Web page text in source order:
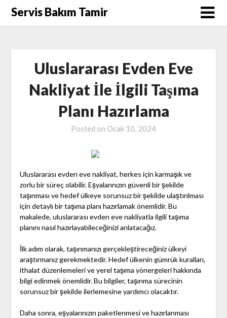
SkipServis Bakım Tamir
Uluslararası Evden Eve
Nakliyat İle İlgili Taşıma
Planı Hazırlama
Posted on Ocak 10, 2024
Uluslararası evden eve nakliyat, herkes için karmaşık ve
zorlu bir süreç olabilir. Eşyalarınızın güvenli bir şekilde
taşınması ve hedef ülkeye sorunsuz bir şekilde ulaştırılması
için detaylı bir taşıma planı hazırlamak önemlidir. Bu
makalede, uluslararası evden eve nakliyatla ilgili taşıma
planını nasıl hazırlayabileceğinizi anlatacağız.
İlk adım olarak, taşınmanızı gerçekleştireceğiniz ülkeyi
araştırmanız gerekmektedir. Hedef ülkenin gümrük kuralları,
ithalat düzenlemeleri ve yerel taşıma yönergeleri hakkında
bilgi edinmek önemlidir. Bu bilgiler, taşınma sürecinin
sorunsuz bir şekilde ilerlemesine yardımcı olacaktır.
Daha sonra, eşyalarınızın paketlenmesi ve hazırlanması